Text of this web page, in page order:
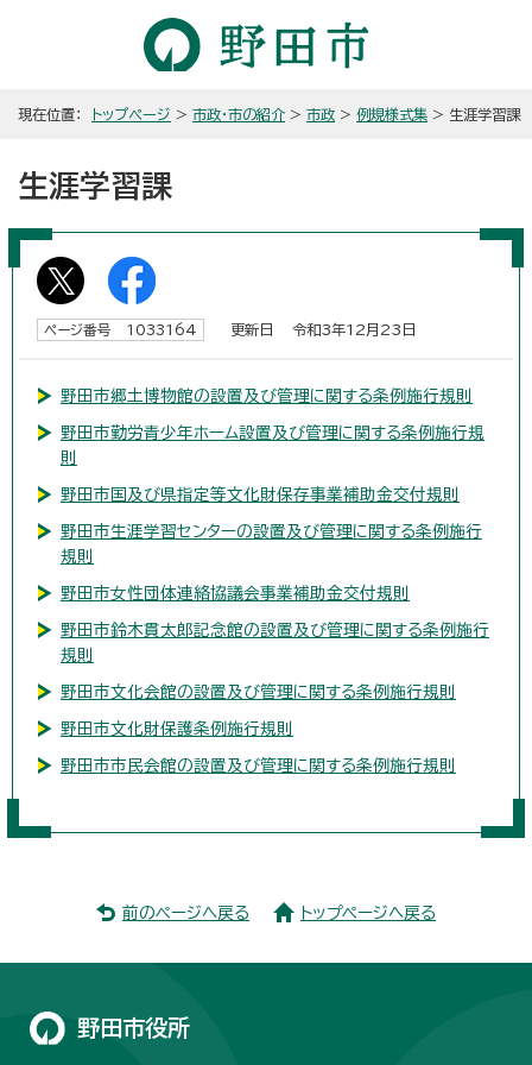
現在位置： トップページ > 市政・市の紹介 > 市政 > 例規様式集 > 生涯学習課
生涯学習課
ページ番号 1033164 更新日 令和3年12月23日
野田市郷土博物館の設置及び管理に関する条例施行規則
野田市勤労青少年ホーム設置及び管理に関する条例施行規
則
野田市国及び県指定等文化財保存事業補助金交付規則
野田市生涯学習センターの設置及び管理に関する条例施行
規則
野田市女性団体連絡協議会事業補助金交付規則
野田市鈴木貫太郎記念館の設置及び管理に関する条例施行
規則
野田市文化会館の設置及び管理に関する条例施行規則
野田市文化財保護条例施行規則
野田市市民会館の設置及び管理に関する条例施行規則
前のページへ戻る トップページへ戻る
野田市役所